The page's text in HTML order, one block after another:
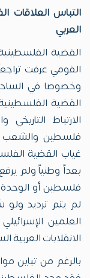
التباس العلاقات
العربي
القضية
القومي عرفت
وخصوصا في
القضية
الارتباط
فلسطين والشعب
غياب القضية
بعداً وطنياً ولم
فلسطين أو الوحدة
لم يتم ترديد
العلمين
الانقلابات العربية
بالرغم من تباين